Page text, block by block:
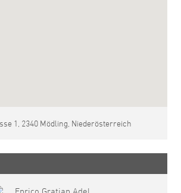
1, 2340 Mödling, Niederösterreich